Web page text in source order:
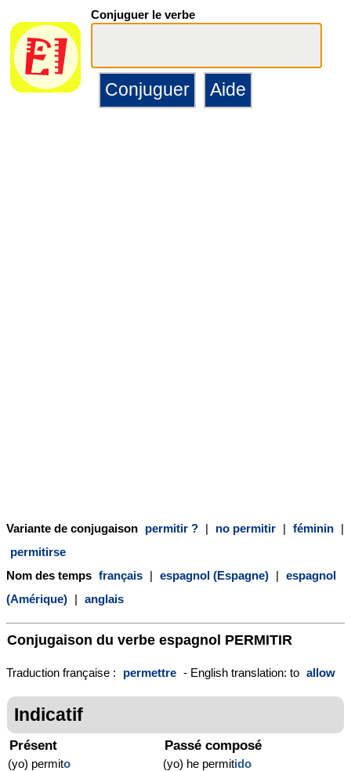
Conjuguer le verbe
Variante de conjugaison permitir ? | no permitir | féminin |
permitirse
Nom des temps français | espagnol (Espagne) | espagnol
(Amérique) | anglais
Conjugaison du verbe espagnol PERMITIR
Traduction française : permettre - English translation: to allow
Indicatif
Présent
(yo) permito
Passé composé
(yo) he permitido